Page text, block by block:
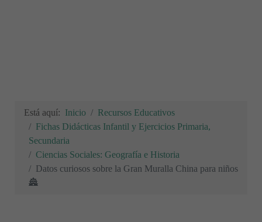
Está aquí: Inicio
Recursos Educativos
Fichas Didácticas Infantil y Ejercicios Primaria,
Secundaria
Ciencias Sociales: Geografía e Historia
Datos curiosos sobre la Gran Muralla China para niños
🏯